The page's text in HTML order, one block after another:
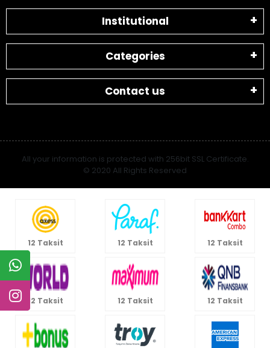
Institutional
Categories
Contact us
All your information is protected with 256bit SSL Certificate.
© 2020 All Rights Reserved
12 Taksit 12 Taksit 12 Taksit
12 Taksit 12 Taksit 12 Taksit